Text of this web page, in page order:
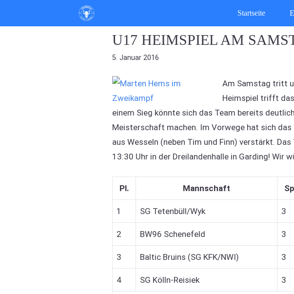
Startseite
U17 HEIMSPIEL AM
5. Januar 2016
Am Samstag tritt
Heimspiel trifft
einem Sieg könnte sich das Team bereits
Meisterschaft machen. Im Vorwege hat sich
aus Wesseln (neben Tim und Finn) verstärkt.
13:30 Uhr in der Dreilandenhalle in Garding! Wir
Pl. Mannschaft Sp
1 SG Tetenbüll/Wyk 3
2 BW96 Schenefeld 3
3 Baltic Bruins (SG KFK/NWI) 3
4 SG Kölln-Reisiek 3